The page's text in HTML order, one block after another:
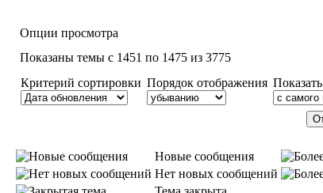
Опции просмотра
Показаны темы с 1451 по 1475 из 3775
Критерий сортировки Порядок отображения Показать
Новые сообщения
Нет новых сообщений